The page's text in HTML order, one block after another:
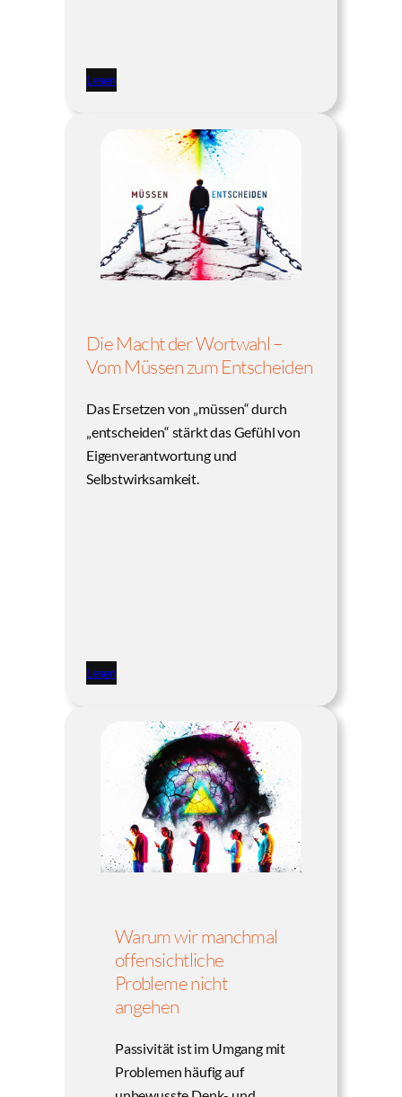
Lesen
Die Macht der Wortwahl –
Vom Müssen zum Entscheiden
Das Ersetzen von „müssen“ durch
„entscheiden“ stärkt das Gefühl von
Eigenverantwortung und
Selbstwirksamkeit.
Lesen
Warum wir manchmal
offensichtliche
Probleme nicht
angehen
Passivität ist im Umgang mit
Problemen häufig auf